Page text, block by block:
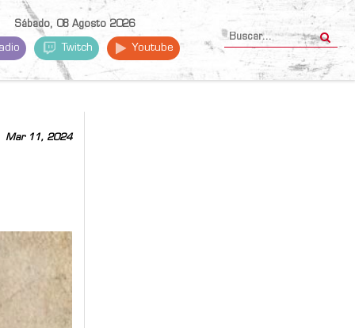
Sábado, 08 Agosto 2026
Twitch Youtube
Mar 11, 2024